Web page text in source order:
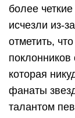
более
исчезли из-
отметить,
которая
фанаты
талантом